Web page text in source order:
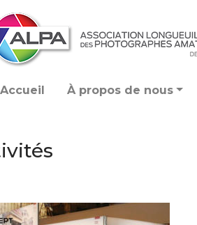
Accueil À propos de nous